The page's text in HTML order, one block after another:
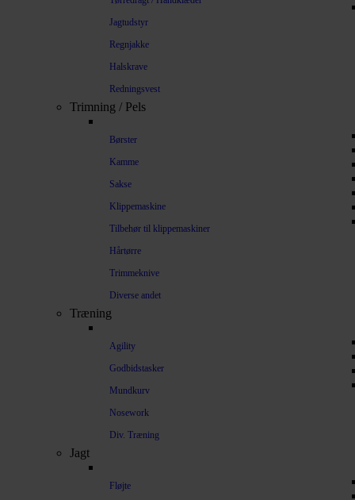
Jagtudstyr
Regnjakke
Halskrave
Redningsvest
Trimning / Pels
Børster
Kamme
Sakse
Klippemaskine
Tilbehør til klippemaskiner
Hårtørre
Trimmeknive
Diverse andet
Træning
Agility
Godbidstasker
Mundkurv
Nosework
Div. Træning
Jagt
Fløjte